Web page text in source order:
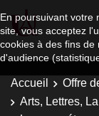
En poursuivant votre
site, vous acceptez
cookies à des fins de
d'audience
Accueil Offre
Arts, Lettres,